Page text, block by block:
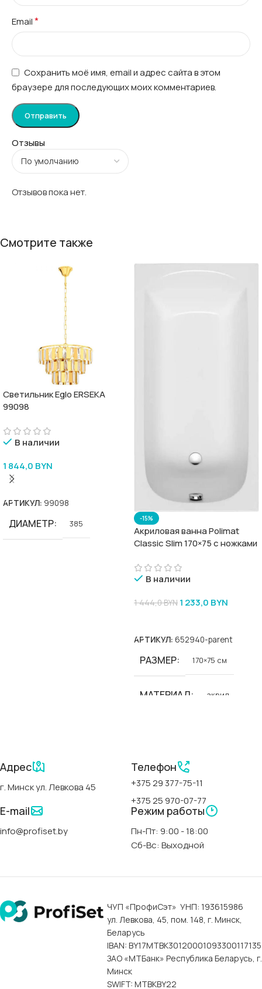
Отзывы
Отзывов пока нет.
Email*
Сохранить моё имя, email и адрес сайта в этом
браузере для последующих моих комментариев.
Смотрите также
Светильник Eglo ERSEKA
99098
В наличии
1 844,0 BYN
В Корзину
АРТИКУЛ: 99098
ДИАМЕТР 385
-15%
Акриловая ванна Polimat
Classic Slim 170×75 с ножками
В наличии
1 444,0BYN 1 233,0 BYN
АРТИКУЛ: 652940-parent
РАЗМЕР 170×75 см
МАТЕРИАЛ акрил
СЕРИИ
АРТИКУЛ 00300
ДЛИНА
ШИРИНА 75 см
Адрес
г. Минск ул. Левкова 45
Телефон
+375 29 377-75-11
+375 25 970-07-77
E-mail
info@profiset.by
Режим работы
Пн-Пт: 9:00 - 18:00
Сб-Вс: Выходной
ЧУП «ПрофиСэт» УНП: 193615986
ул. Левкова, 45, пом. 148, г. Минск,
Беларусь
IBAN: BY17MTBK30120001093300117135
ЗАО «МТБанк» Республика Беларусь, г.
Минск
SWIFT: MTBKBY22